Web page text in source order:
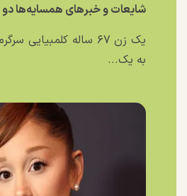
شایعات و خبر‌های همسایه‌ها دو
یک زن ۶۷ ساله
به یک...